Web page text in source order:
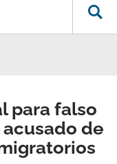
para falso
de